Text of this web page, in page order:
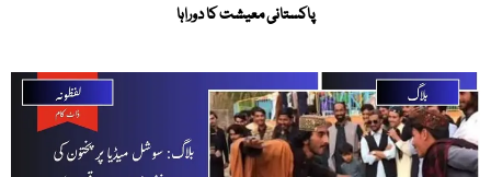
پاکستانی معیشت کا دوراہا